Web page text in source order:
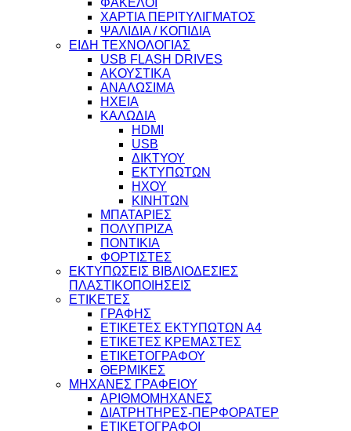
ΦΑΚΕΛΟΙ
ΧΑΡΤΙΑ ΠΕΡΙΤΥΛΙΓΜΑΤΟΣ
ΨΑΛΙΔΙΑ / ΚΟΠΙΔΙΑ
ΕΙΔΗ ΤΕΧΝΟΛΟΓΙΑΣ
USB FLASH DRIVES
ΑΚΟΥΣΤΙΚΑ
ΑΝΑΛΩΣΙΜΑ
ΗΧΕΙΑ
ΚΑΛΩΔΙΑ
HDMI
USB
ΔΙΚΤΥΟΥ
ΕΚΤΥΠΩΤΩΝ
ΗΧΟΥ
ΚΙΝΗΤΩΝ
ΜΠΑΤΑΡΙΕΣ
ΠΟΛΥΠΡΙΖΑ
ΠΟΝΤΙΚΙΑ
ΦΟΡΤΙΣΤΕΣ
ΕΚΤΥΠΩΣΕΙΣ ΒΙΒΛΙΟΔΕΣΙΕΣ
ΠΛΑΣΤΙΚΟΠΟΙΗΣΕΙΣ
ΕΤΙΚΕΤΕΣ
ΓΡΑΦΗΣ
ΕΤΙΚΕΤΕΣ ΕΚΤΥΠΩΤΩΝ Α4
ΕΤΙΚΕΤΕΣ ΚΡΕΜΑΣΤΕΣ
ΕΤΙΚΕΤΟΓΡΑΦΟΥ
ΘΕΡΜΙΚΕΣ
ΜΗΧΑΝΕΣ ΓΡΑΦΕΙΟΥ
ΑΡΙΘΜΟΜΗΧΑΝΕΣ
ΔΙΑΤΡΗΤΗΡΕΣ-ΠΕΡΦΟΡΑΤΕΡ
ΕΤΙΚΕΤΟΓΡΑΦΟΙ